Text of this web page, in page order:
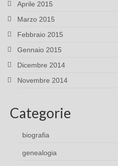
Aprile 2015
Marzo 2015
Febbraio 2015
Gennaio 2015
Dicembre 2014
Novembre 2014
Categorie
biografia
genealogia